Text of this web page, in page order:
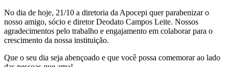
No dia de hoje, 21/10 a diretoria da Apocepi quer parabenizar o
nosso amigo, sócio e diretor Deodato Campos Leite. Nossos
agradecimentos pelo trabalho e engajamento em colaborar para o
crescimento da nossa instituição.
Que o seu dia seja abençoado e que você possa comemorar ao lado